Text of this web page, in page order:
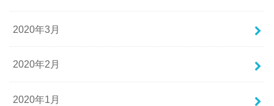
2020年3月
2020年2月
2020年1月